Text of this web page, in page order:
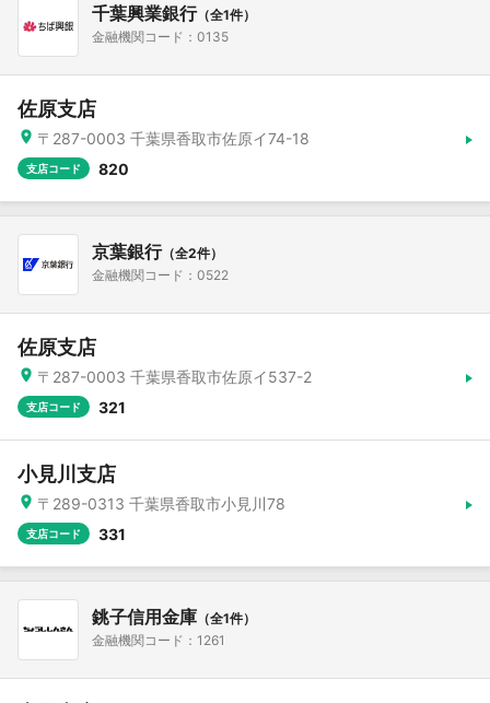
千葉興業銀行（全1件）
金融機関コード：0135
佐原支店
〒287-0003 千葉県香取市佐原イ74-18
支店コード 820
京葉銀行（全2件）
金融機関コード：0522
佐原支店
〒287-0003 千葉県香取市佐原イ537-2
支店コード 321
小見川支店
〒289-0313 千葉県香取市小見川78
支店コード 331
銚子信用金庫 （全1件）
金融機関コード：1261